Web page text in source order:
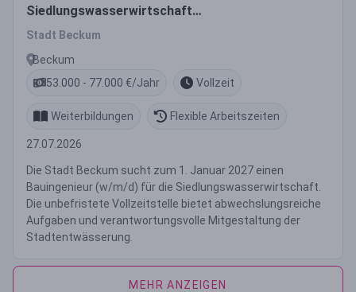
Siedlungswasserwirtschaft
(w/m/d)
Stadt Beckum
Beckum
53.000 - 77.000 €/Jahr
Vollzeit
Weiterbildungen Flexible Arbeitszeiten
27.07.2026
Die Stadt Beckum sucht zum 1. Januar 2027 einen
Bauingenieur (w/m/d) für die Siedlungswasserwirtschaft.
Die unbefristete Vollzeitstelle bietet abwechslungsreiche
Aufgaben und verantwortungsvolle Mitgestaltung der
Stadtentwässerung.
MEHR ANZEIGEN